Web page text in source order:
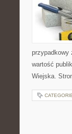
przypadkowy
wartość
Wiejska.